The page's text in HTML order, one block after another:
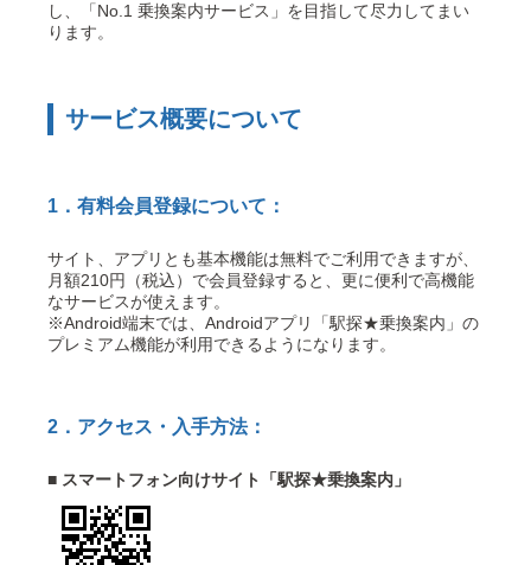
し、「No.1 乗換案内サービス」を目指して尽力してまい
ります。
サービス概要について
1．有料会員登録について：
サイト、アプリとも基本機能は無料でご利用できますが、
月額210円（税込）で会員登録すると、更に便利で高機能
なサービスが使えます。
※Android端末では、Androidアプリ「駅探★乗換案内」の
プレミアム機能が利用できるようになります。
2．アクセス・入手方法：
■ スマートフォン向けサイト「駅探★乗換案内」